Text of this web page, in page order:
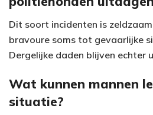
Dit soort incidenten is
bravoure soms tot gevaarlijke
Dergelijke daden blijven echter
Wat kunnen mannen
situatie?